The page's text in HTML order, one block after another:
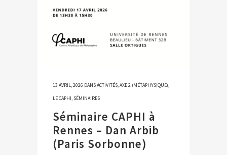
13 AVRIL, 2026 DANSACTIVITÉS,AXE 2 (MÉTAPHYSIQUE),
LE CAPHI, SÉMINAIRES
Séminaire CAPHI à
Rennes – Dan Arbib
(Paris Sorbonne)